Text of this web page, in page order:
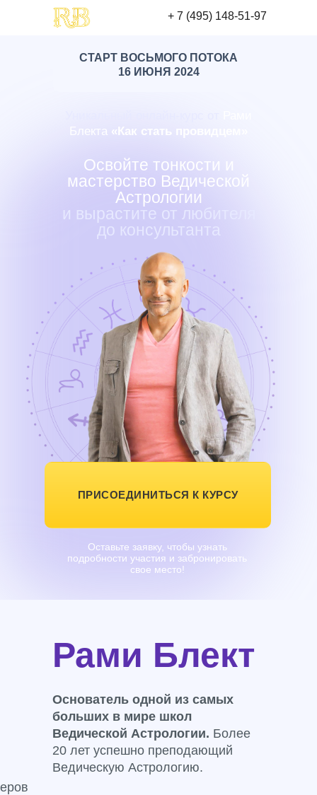
+ 7 (495) 148-51-97
Блекта «Как стать провидцем
ПРИСОЕДИНИТЬСЯ К КУРСУ
Оставьте заявку, чтобы узнать
подробности участия и забронировать
свое место!
Освойте тонкости и
мастерство Ведической
Астрологии
и вырастите от любителя
до консультанта
СТАРТ ВОСЬМОГО ПОТОКА
16 ИЮНЯ 2024
Основатель одной из самых
больших в мире школ
Ведической Астрологии. Более
20 лет успешно преподающий
Ведическую Астрологию.
Рами Блект